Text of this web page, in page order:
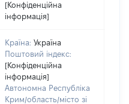
[Конфіденційна
інформація]
Країна: Україна
Поштовий індекс:
[Конфіденційна
інформація]
Автономна Республіка
Крим/область/місто зі